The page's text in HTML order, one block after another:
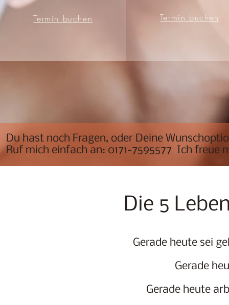
Termin buchen Termin buchen
Du hast noch Fragen, oder Deine
Ruf mich einfach an: 0171-7595577 Ich freue
Die 5
Gerade heute sei
Gerade
Gerade heute